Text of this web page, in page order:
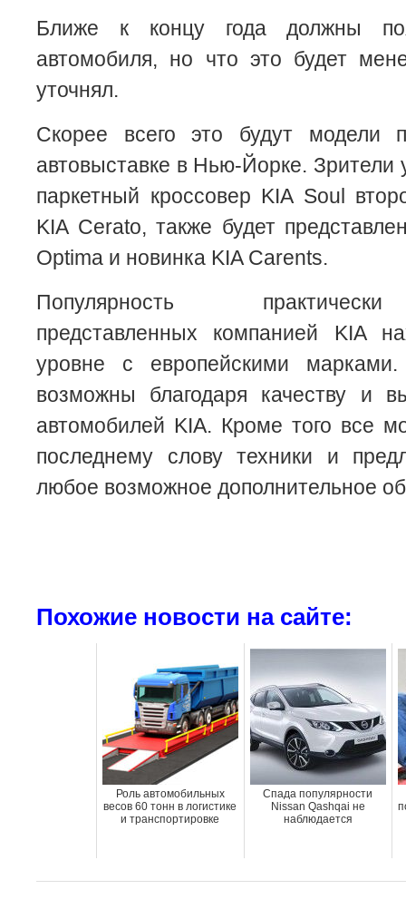
Ближе к концу года должны
автомобиля, но что это будет
уточнял.
Скорее всего это будут модели
автовыставке в Нью-Йорке. Зрители
паркетный кроссовер KIA Soul
KIA Cerato, также будет
Optima и новинка KIA Carents.
Популярность
представленных компанией KIA
уровне с европейскими марками.
возможны благодаря качеству и
автомобилей KIA. Кроме того все
последнему слову техники и
любое возможное дополнительное
Похожие новости на сайте:
Роль автомобильных
весов 60 тонн в логистике
и транспортировке
Спада популярности
Nissan Qashqai не
наблюдается